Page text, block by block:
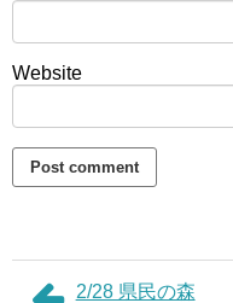
Website
2/28 県民の森